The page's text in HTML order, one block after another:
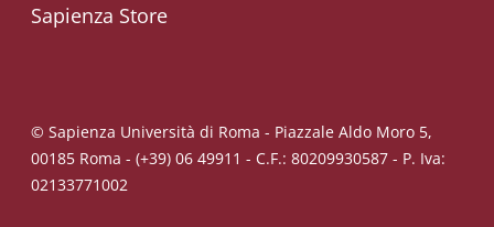
Sapienza Store
© Sapienza Università di Roma - Piazzale Aldo Moro 5,
00185 Roma - (+39) 06 49911 - C.F.: 80209930587 - P. Iva:
02133771002